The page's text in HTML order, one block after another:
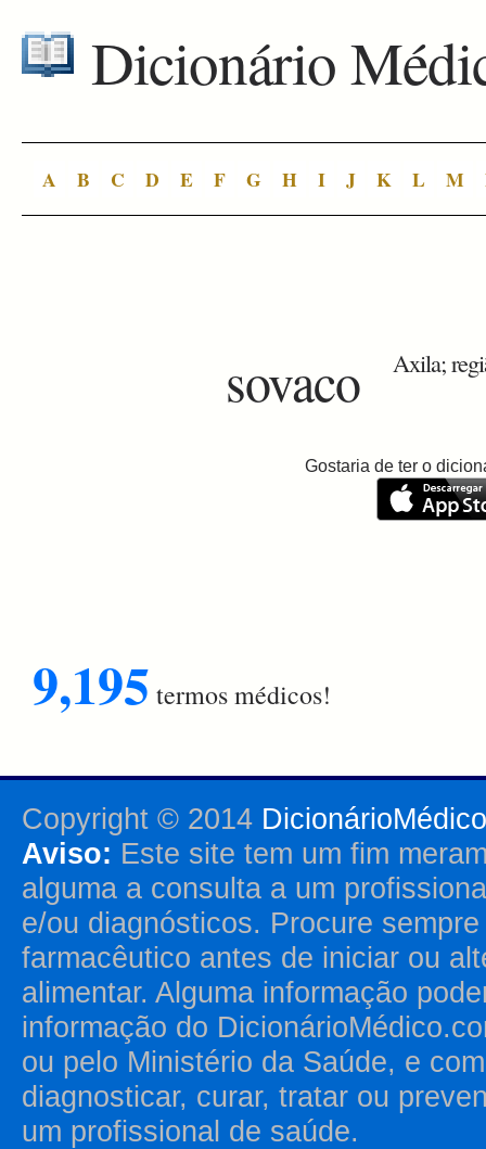
Dicionário
A B C D E F G H I J K L M
sovaco Axila;
Gostaria de ter o
9,195 termos médicos!
Copyright © 2014
Aviso: Este site tem um fim
alguma a consulta a um
e/ou diagnósticos. Procure
farmacêutico antes de iniciar ou
alimentar. Alguma informação
informação do
ou pelo Ministério da Saúde, e
diagnosticar, curar, tratar ou
um profissional de saúde.